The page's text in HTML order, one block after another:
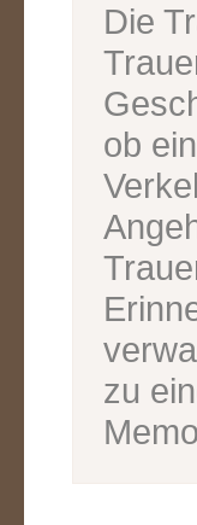
Die
ob
zu